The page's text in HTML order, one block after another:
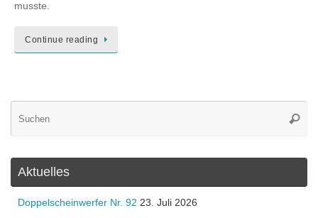
musste.
Continue reading
Aktuelles
Doppelscheinwerfer Nr. 92 23. Juli 2026